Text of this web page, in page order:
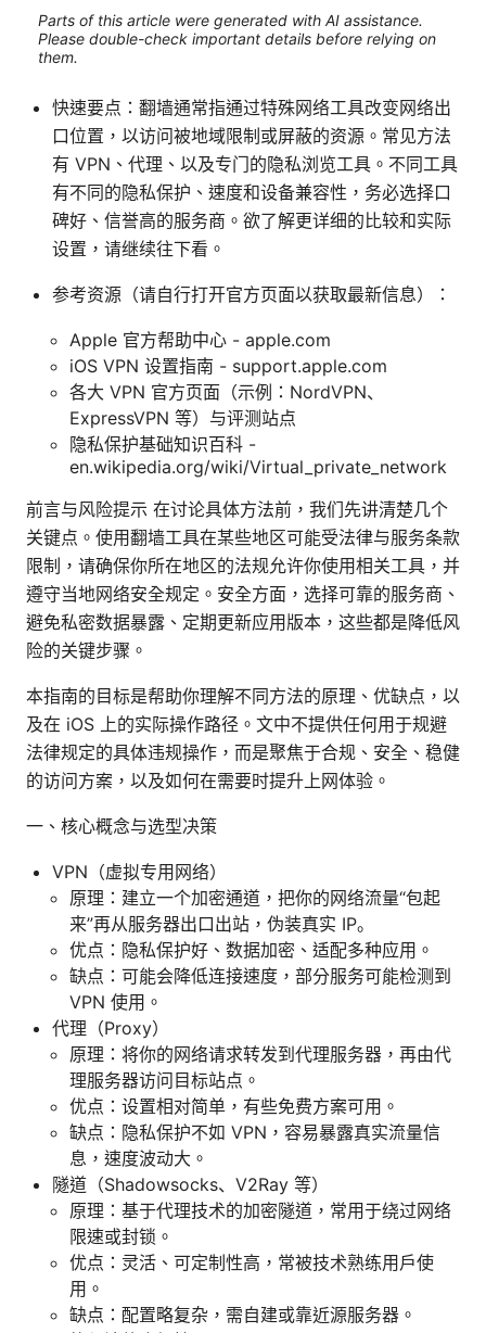
Parts of this article were generated with AI assistance.
Please double-check important details before relying on
them.
快速要点：翻墙通常指通过特殊网络工具改变网络出
口位置，以访问被地域限制或屏蔽的资源。常见方法
有 VPN、代理、以及专门的隐私浏览工具。不同工具
有不同的隐私保护、速度和设备兼容性，务必选择口
碑好、信誉高的服务商。欲了解更详细的比较和实际
设置，请继续往下看。
参考资源（请自行打开官方页面以获取最新信息）：
Apple 官方帮助中心 - apple.com
iOS VPN 设置指南 - support.apple.com
各大 VPN 官方页面（示例：NordVPN、
ExpressVPN 等）与评测站点
隐私保护基础知识百科 -
en.wikipedia.org/wiki/Virtual_private_network
前言与风险提示 在讨论具体方法前，我们先讲清楚几个
关键点。使用翻墙工具在某些地区可能受法律与服务条款
限制，请确保你所在地区的法规允许你使用相关工具，并
遵守当地网络安全规定。安全方面，选择可靠的服务商、
避免私密数据暴露、定期更新应用版本，这些都是降低风
险的关键步骤。
本指南的目标是帮助你理解不同方法的原理、优缺点，以
及在 iOS 上的实际操作路径。文中不提供任何用于规避
法律规定的具体违规操作，而是聚焦于合规、安全、稳健
的访问方案，以及如何在需要时提升上网体验。
一、核心概念与选型决策
VPN（虚拟专用网络）
原理：建立一个加密通道，把你的网络流量“包起
来”再从服务器出口出站，伪装真实 IP。
优点：隐私保护好、数据加密、适配多种应用。
缺点：可能会降低连接速度，部分服务可能检测到
VPN 使用。
代理（Proxy）
原理：将你的网络请求转发到代理服务器，再由代
理服务器访问目标站点。
优点：设置相对简单，有些免费方案可用。
缺点：隐私保护不如 VPN，容易暴露真实流量信
息，速度波动大。
隧道（Shadowsocks、V2Ray 等）
原理：基于代理技术的加密隧道，常用于绕过网络
限速或封锁。
优点：灵活、可定制性高，常被技术熟练用户使
用。
缺点：配置略复杂，需自建或靠近源服务器。